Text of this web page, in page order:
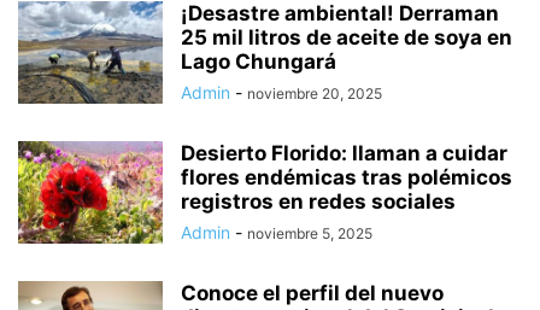
¡Desastre ambiental! Derraman
25 mil litros de aceite de soya en
Lago Chungará
Admin - noviembre 20, 2025
Desierto Florido: llaman a cuidar
flores endémicas tras polémicos
registros en redes sociales
Admin - noviembre 5, 2025
Conoce el perfil del nuevo